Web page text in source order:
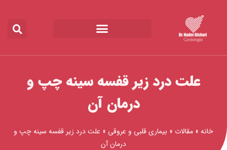
علت درد زیر قفسه سینه چپ و
درمان آن
خانه » مقالات » بیماری قلبی و عروقی » علت درد زیر قفسه سینه چپ و
درمان آن